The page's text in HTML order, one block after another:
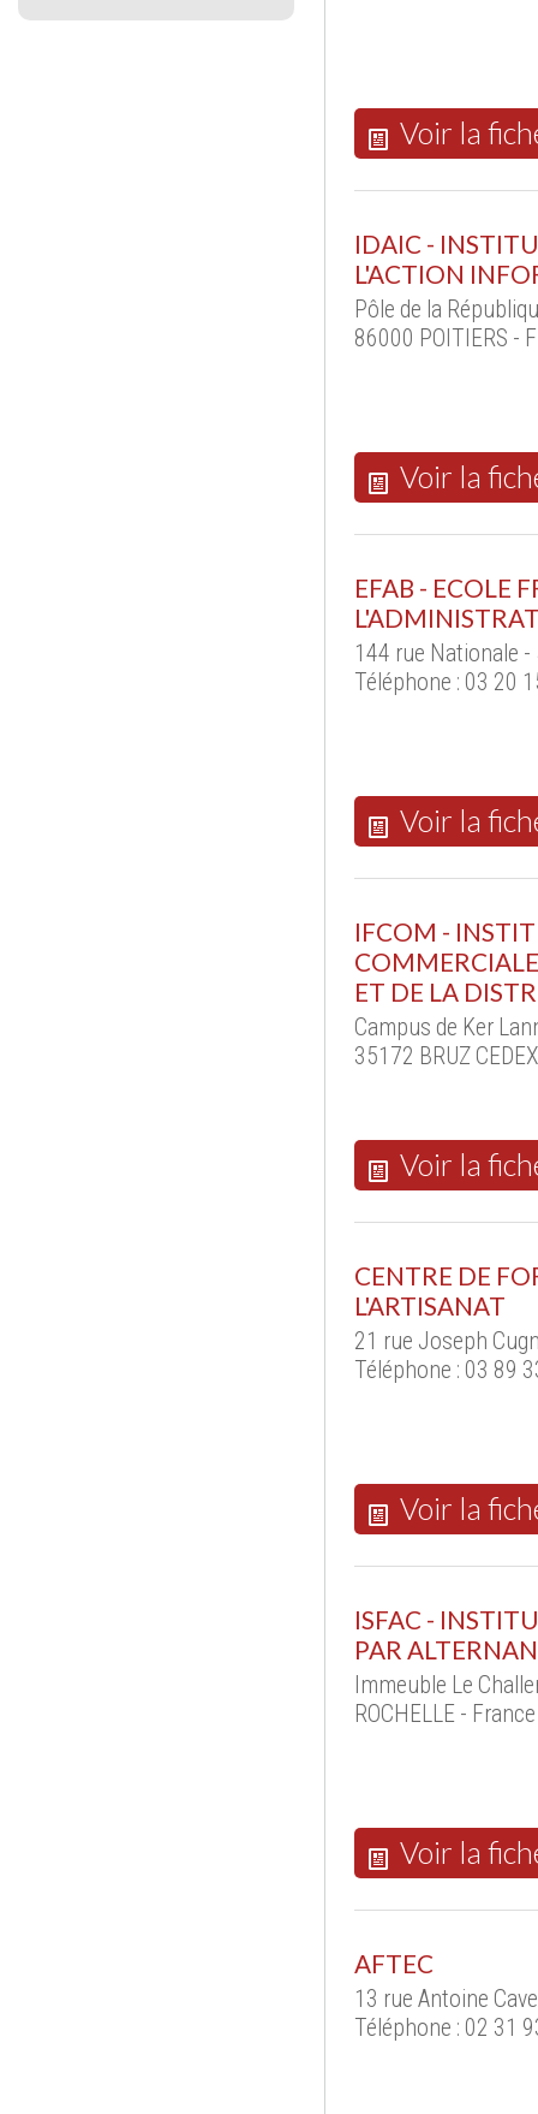
Voir la
IDAIC -
L'ACTION
Pôle de la
86000 POITIERS -
Voir la
EFAB - ECOLE
144 rue Nationale -
Téléphone : 03 20
Voir la
IFCOM -
ET DE LA
Campus de Ker
35172 BRUZ
Voir la
CENTRE DE
L'ARTISANAT
21 rue Joseph
Téléphone : 03 89
Voir la
ISFAC -
PAR
Immeuble Le
ROCHELLE - France
Voir la
AFTEC
13 rue Antoine
Téléphone : 02 31